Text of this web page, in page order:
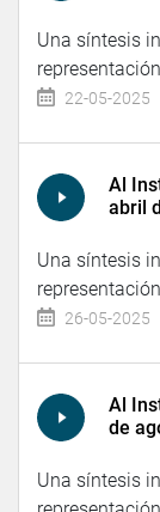
Una síntesis
22-05-2025
Al
abril
Una síntesis
26-05-2025
Al
de
Una síntesis